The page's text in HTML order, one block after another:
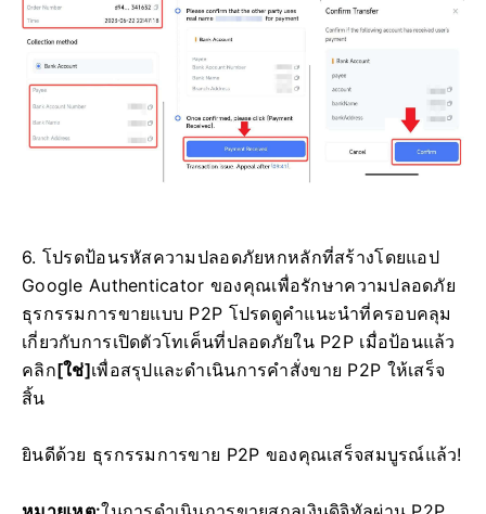
6. โปรดป้อนรหัสความปลอดภัยหกหลักที่สร้างโดยแอป
Google Authenticator ของคุณเพื่อรักษาความปลอดภัย
ธุรกรรมการขายแบบ P2P โปรดดูคำแนะนำที่ครอบคลุม
เกี่ยวกับการเปิดตัวโทเค็นที่ปลอดภัยใน P2P เมื่อป้อนแล้ว
คลิก[ใช่]เพื่อสรุปและดำเนินการคำสั่งขาย P2P ให้เสร็จ
สิ้น
ยินดีด้วย ธุรกรรมการขาย P2P ของคุณเสร็จสมบูรณ์แล้ว!